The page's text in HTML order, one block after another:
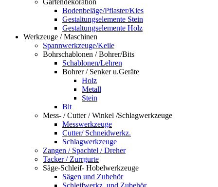
Gartendekoration
Bodenbeläge/Pflaster/Kies
Gestaltungselemente Stein
Gestaltungselemente Holz
Werkzeuge / Maschinen
Spannwerkzeuge/Keile
Bohrschablonen / Bohrer/Bits
Schablonen/Lehren
Bohrer / Senker u.Geräte
Holz
Metall
Stein
Bit
Mess- / Cutter / Winkel /Schlagwerkzeuge
Messwerkzeuge
Cutter/ Schneidwerkz.
Schlagwerkzeuge
Zangen / Spachtel / Dreher
Tacker / Zurrgurte
Säge-Schleif- Hobelwerkzeuge
Sägen und Zubehör